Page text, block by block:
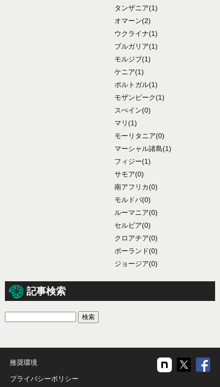
タンザニア(1)
オマーン(2)
ウクライナ(1)
ブルガリア(1)
モルジブ(1)
ケニア(1)
ポルトガル(1)
モザンビーク(1)
スぺイン(0)
マリ(1)
モーリタニア(0)
マーシャル諸島(1)
フィジー(1)
サモア(0)
南アフリカ(0)
モルドバ(0)
ルーマニア(0)
セルビア(0)
クロアチア(0)
ポーランド(0)
ジョージア(0)
記事検索
推奨環境
プライバシーポリシー